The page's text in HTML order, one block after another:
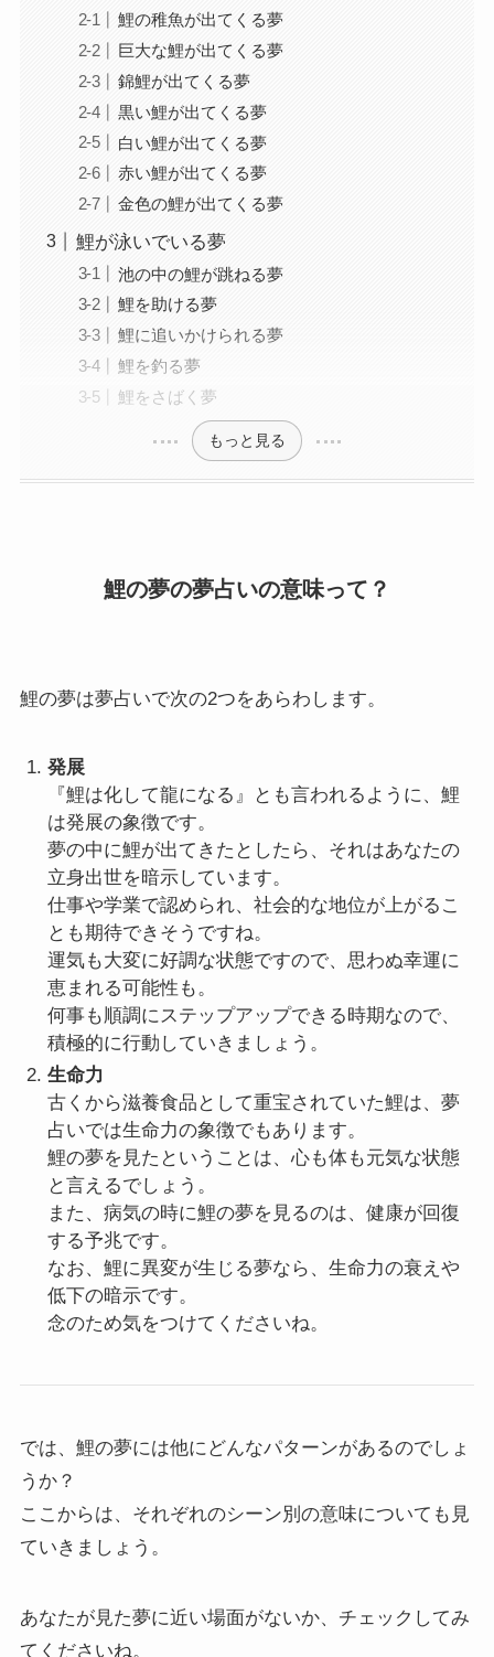
鯉の稚魚が出てくる夢
巨大な鯉が出てくる夢
錦鯉が出てくる夢
黒い鯉が出てくる夢
白い鯉が出てくる夢
赤い鯉が出てくる夢
金色の鯉が出てくる夢
鯉が泳いでいる夢
池の中の鯉が跳ねる夢
鯉を助ける夢
鯉に追いかけられる夢
鯉を釣る夢
鯉をさばく夢
もっと見る
鯉の夢の夢占いの意味って？
鯉の夢は夢占いで次の2つをあらわします。
発展
『鯉は化して龍になる』とも言われるように、鯉
は発展の象徴です。
夢の中に鯉が出てきたとしたら、それはあなたの
立身出世を暗示しています。
仕事や学業で認められ、社会的な地位が上がるこ
とも期待できそうですね。
運気も大変に好調な状態ですので、思わぬ幸運に
恵まれる可能性も。
何事も順調にステップアップできる時期なので、
積極的に行動していきましょう。
生命力
古くから滋養食品として重宝されていた鯉は、夢
占いでは生命力の象徴でもあります。
鯉の夢を見たということは、心も体も元気な状態
と言えるでしょう。
また、病気の時に鯉の夢を見るのは、健康が回復
する予兆です。
なお、鯉に異変が生じる夢なら、生命力の衰えや
低下の暗示です。
念のため気をつけてくださいね。
では、鯉の夢には他にどんなパターンがあるのでしょ
うか？
ここからは、それぞれのシーン別の意味についても見
ていきましょう。
あなたが見た夢に近い場面がないか、チェックしてみ
てくださいね。